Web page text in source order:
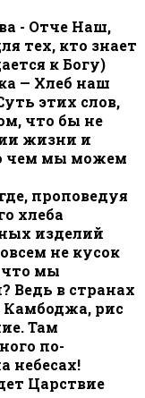
- Отче Наш,
тех, кто знает
к Богу)
— Хлеб наш
этих слов,
что бы не
жизни и
чем мы можем
проповедуя
хлеба
изделий
не кусок
что мы
Ведь в странах
рис
Там
по-
небесах!
Царствие